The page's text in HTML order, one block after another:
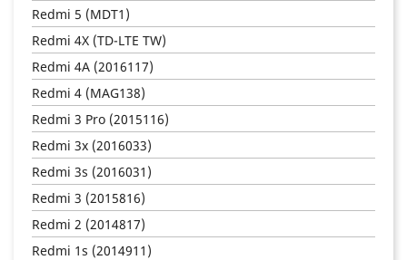
Redmi 5 (MDT1)
Redmi 4X (TD-LTE TW)
Redmi 4A (2016117)
Redmi 4 (MAG138)
Redmi 3 Pro (2015116)
Redmi 3x (2016033)
Redmi 3s (2016031)
Redmi 3 (2015816)
Redmi 2 (2014817)
Redmi 1s (2014911)